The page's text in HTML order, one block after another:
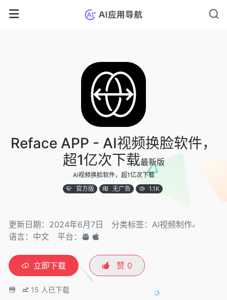
Reface APP - AI视频换脸软件，
超1亿次下载最新版
AI视频换脸软件，超1亿次下载
官方版
无广告 1.1K
更新日期：2024年6月7日 分类标签： AI视频制作
语言：中文
平台：
立即下载 赞 0
15 人已下载